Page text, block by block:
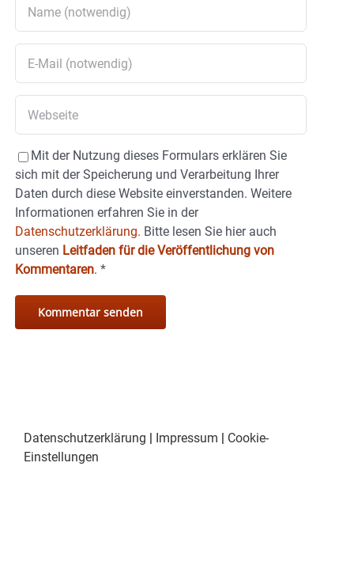
Mit der Nutzung dieses Formulars erklären Sie
sich mit der Speicherung und Verarbeitung Ihrer
Daten durch diese Website einverstanden. Weitere
Informationen erfahren Sie in der
Datenschutzerklärung. Bitte lesen Sie hier auch
unseren Leitfaden für die Veröffentlichung von
Kommentaren. *
Datenschutzerklärung Impressum
Cookie-
Einstellungen